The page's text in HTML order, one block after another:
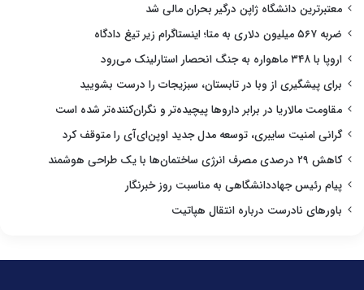
معتبرترین دانشگاه ژاپن درگیر بحران مالی شد
ضربه ۵۶۷ میلیون دلاری به متا؛ اینستاگرام زیر تیغ دادگاه
اروپا با ۳۴۸ ماهواره به جنگ انحصار استارلینک می‌رود
برای پیشگیری از وبا در تابستان، سبزیجات را درست بشویید
مقاومت مالاریا در برابر داروها پیچیده‌تر و نگران‌کننده‌تر شده است
گرانی امنیت سایبری، توسعه مدل جدید اوپن‌ای‌آی را متوقف کرد
کاهش ۲۹ درصدی مصرف انرژی ساختمان‌ها با یک طراحی هوشمند
پیام رئیس جهاددانشگاهی به مناسبت روز خبرنگار
باورهای نادرست درباره انتقال هپاتیت